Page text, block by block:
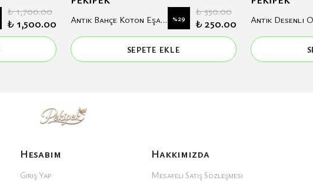
₺ 1,700.00
₺ 1,500.00 Antik Bahçe Koton Eşarp %29
₺ 350.00
₺ 250.00
SEPETE EKLE
Hesabım
Giriş Yap
Hakkımızda
Mesafeli Satış Sözleşmesi